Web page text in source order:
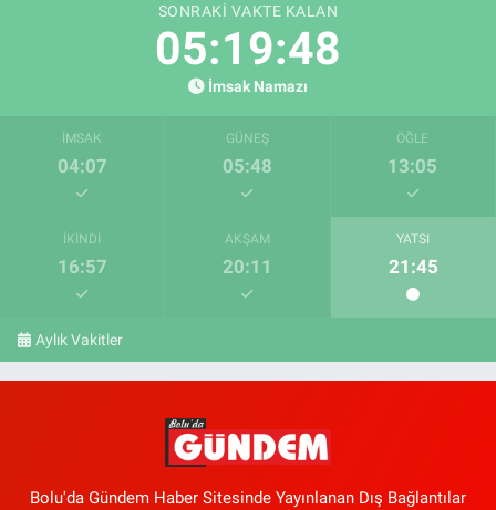
SONRAKI VAKTE KALAN
05:19:48
İmsak Namazı
İMSAK
04:07
GÜNEŞ
05:48
ÖĞLE
13:05
İKINDI
16:57
AKŞAM
20:11
YATSI
21:45
Aylık Vakitler
Bolu'da Gündem Haber Sitesinde Yayınlanan Dış Bağlantılar